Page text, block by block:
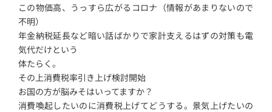
この物価高、うっすら広がるコロナ（情報があまりないので
不明）
年金納税延長など暗い話ばかりで家計支えるはずの対策も電
気代だけという
体たらく。
その上消費税率引き上げ検討開始
お国の方が脳みそはいってますか？
消費喚起したいのに消費税上げてどうする。景気上げたいの